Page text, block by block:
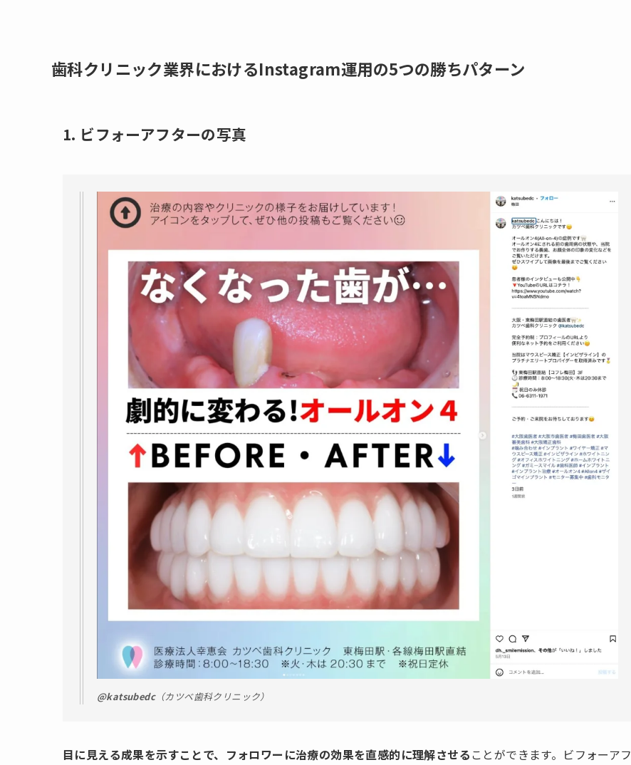
歯科クリニック業界におけるInstagram運用の5つの勝ちパターン
1. ビフォーアフターの写真
@katsubedc（カツベ歯科クリニック）
目に見える成果を示すことで、フォロワーに治療の効果を直感的に理解させる ことができます。ビフォーアフ